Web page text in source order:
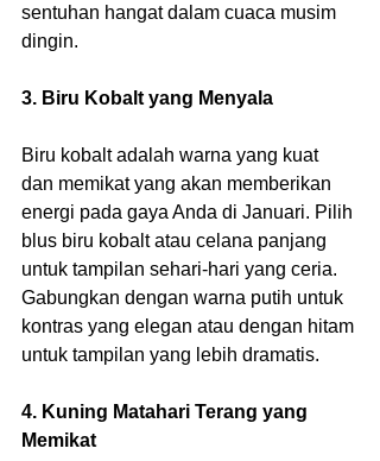
sentuhan hangat dalam cuaca musim
dingin.
3. Biru Kobalt yang Menyala
Biru kobalt adalah warna yang kuat
dan memikat yang akan memberikan
energi pada gaya Anda di Januari. Pilih
blus biru kobalt atau celana panjang
untuk tampilan sehari-hari yang ceria.
Gabungkan dengan warna putih untuk
kontras yang elegan atau dengan hitam
untuk tampilan yang lebih dramatis.
4. Kuning Matahari Terang yang
Memikat